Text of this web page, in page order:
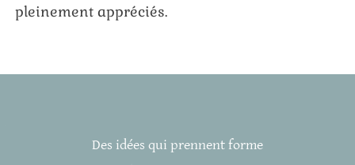
pleinement appréciés.
Des idées qui prennent forme